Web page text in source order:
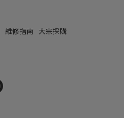
維修指南 大宗採購